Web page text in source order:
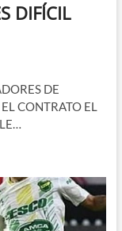
DIFÍCIL
DE
CONTRATO EL